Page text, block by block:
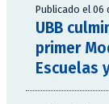
Publicado el 06
UBB
primer
Escuelas